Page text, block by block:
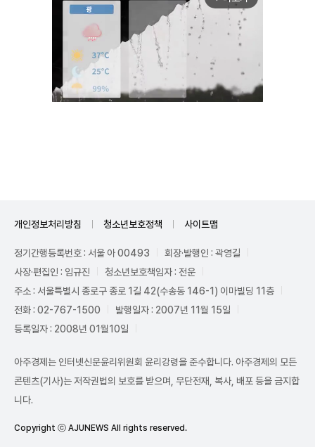
개인정보처리방침 청소년보호정책 사이트맵
정기간행등록번호 : 서울 아 00493
회장·발행인 : 곽영길
사장·편집인 : 임규진
청소년보호책임자 : 전운
주소 : 서울특별시 종로구 종로 1길 42(수송동 146-1) 이마빌딩 11층
전화 : 02-767-1500
발행일자 : 2007년 11월 15일
등록일자 : 2008년 01월10일
아주경제는 인터넷신문윤리위원회 윤리강령을 준수합니다. 아주경제의 모든
콘텐츠(기사)는 저작권법의 보호를 받으며, 무단전재, 복사, 배포 등을 금지합
니다.
Copyright ⓒ AJUNEWS All rights reserved.